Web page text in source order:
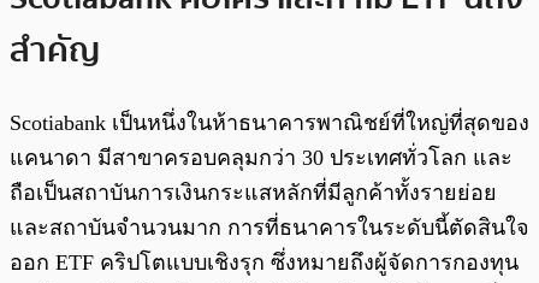
สำคัญ
Scotiabank เป็นหนึ่งในห้าธนาคารพาณิชย์ที่ใหญ่ที่สุดของ
แคนาดา มีสาขาครอบคลุมกว่า 30 ประเทศทั่วโลก และ
ถือเป็นสถาบันการเงินกระแสหลักที่มีลูกค้าทั้งรายย่อย
และสถาบันจำนวนมาก การที่ธนาคารในระดับนี้ตัดสินใจ
ออก ETF คริปโตแบบเชิงรุก ซึ่งหมายถึงผู้จัดการกองทุน